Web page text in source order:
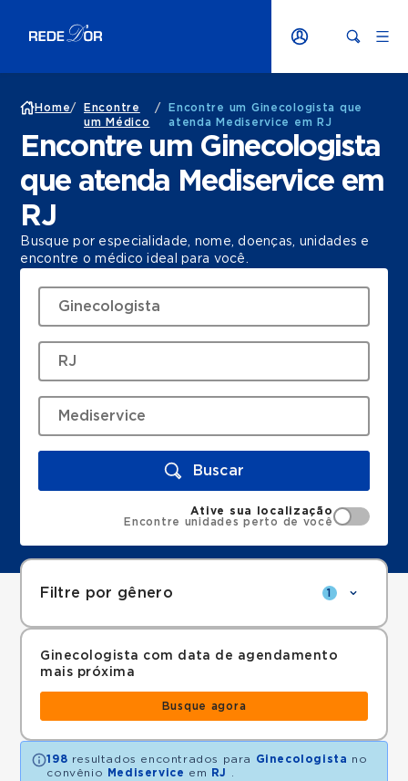
Home/
Encontre
um Médico
/
Encontre um Ginecologista que
atenda Mediservice em RJ
Encontre um Ginecologista
que atenda Mediservice em
RJ
Busque por especialidade, nome, doenças, unidades e
encontre o médico ideal para você.
Buscar
Ative sua localização
Encontre unidades perto de você
Filtre por gênero 1
Ginecologista com data de agendamento
mais próxima
Busque agora
198 resultados encontrados para Ginecologista no
convênio
Mediservice em RJ